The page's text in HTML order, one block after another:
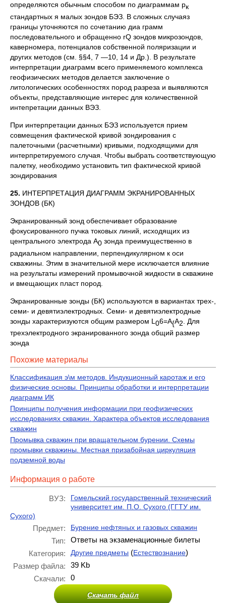
определяются обычным способом по диаграммам рк
стандартных я малых зондов БЭЗ. В сложных случаяз
границы уточняются по сочетанию диа грамм
последовательного и обращенно rQ зондов микрозондов,
каверномера, потенциалов собственной поляризации и
других методов (см. §§4, 7 —10, 14 и Др.). В результате
интерпретации диаграмм всего применяемого комплекса
геофизических методов делается заключение о
литологических особенностях пород разреза и выявляются
объекты, представляющие интерес для количественной
интепретации данных ВЭЗ.
При интерпретации данных БЭЗ используется прием
совмещения фактической кривой зондирования с
палеточными (расчетными) кривыми, подходящими для
интерпретируемого случая. Чтобы выбрать соответствующую
палетку, необходимо установить тип фактической кривой
зондирования
25. ИНТЕРПРЕТАЦИЯ ДИАГРАММ ЭКРАНИРОВАННЫХ
ЗОНДОВ (БК)
Экранированный зонд обеспечивает образование
фокусированного пучка токовых линий, исходящих из
центрального электрода А0 зонда преимущественно в
радиальном направлении, перпендикулярном к оси
скважины. Этим в значительной мере исключается влияние
на результаты измерений промывочной жидкости в скважине
и вмещающих пласт пород.
Экранированные зонды (БК) используются в вариантах трех-,
семи- и девятиэлектродных. Семи- и девятиэлектродные
зонды характеризуются общим размером L 06=A{A2 . Для
трехэлектродного экранированного зонда общий размер
зонда
Похожие материалы
Классификация э\м методов. Индукционный каротаж и его
физические основы. Принципы обработки и интерпретации
диаграмм ИК
Принципы получения информации при геофизических
исследованиях скважин. Характера объектов исследования
скважин
Промывка скважин при вращательном бурении. Схемы
промывки скважины. Местная призабойная циркуляция
подземной воды
Информация о работе
ВУЗ:
Гомельский государственный технический
университет им. П.О. Сухого (ГГТУ им.
Сухого)
Предмет: Бурение нефтяных и газовых скважин
Тип:
Ответы на экзаменационные билеты
Категория:
Другие предметы (Естествознание)
Размер файла:
39 Kb
Скачали:
0
Скачать файл